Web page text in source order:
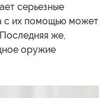
серьезные
с их помощью может
же,
оружие